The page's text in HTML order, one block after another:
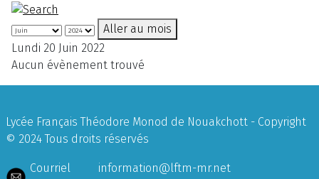
Aller au mois
Lundi 20 Juin 2022
Aucun évènement trouvé
Lycée Français Théodore Monod de Nouakchott - Copyright
© 2024 Tous droits réservés
Courriel
information@lftm-mr.net